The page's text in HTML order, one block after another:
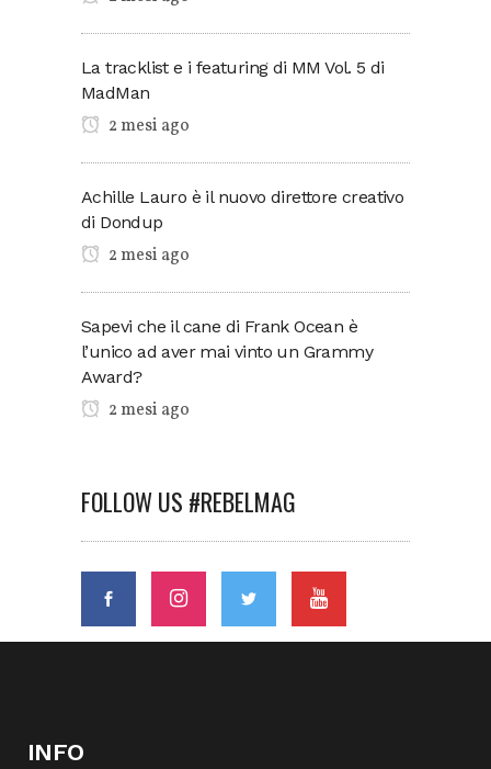
La tracklist e i featuring di MM Vol. 5 di
MadMan
2 mesi ago
Achille Lauro è il nuovo direttore creativo
di Dondup
2 mesi ago
Sapevi che il cane di Frank Ocean è
l’unico ad aver mai vinto un Grammy
Award?
2 mesi ago
FOLLOW US #REBELMAG
INFO